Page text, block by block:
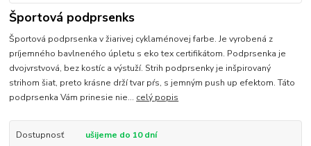
Športová podprsenks
Športová podprsenka v žiarivej cyklaménovej farbe. Je vyrobená z
príjemného bavlneného úpletu s eko tex certifikátom. Podprsenka je
dvojvrstvová, bez kostíc a výstuží. Strih podprsenky je inšpirovaný
strihom šiat, preto krásne drží tvar pŕs, s jemným push up efektom. Táto
podprsenka Vám prinesie nie... celý popis
Dostupnosť
ušijeme do 10 dní